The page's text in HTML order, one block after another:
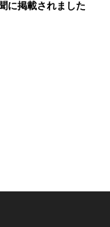
に掲載されました